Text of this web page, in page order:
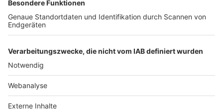
Nutzungsbedingungen Datenschutz Impressum